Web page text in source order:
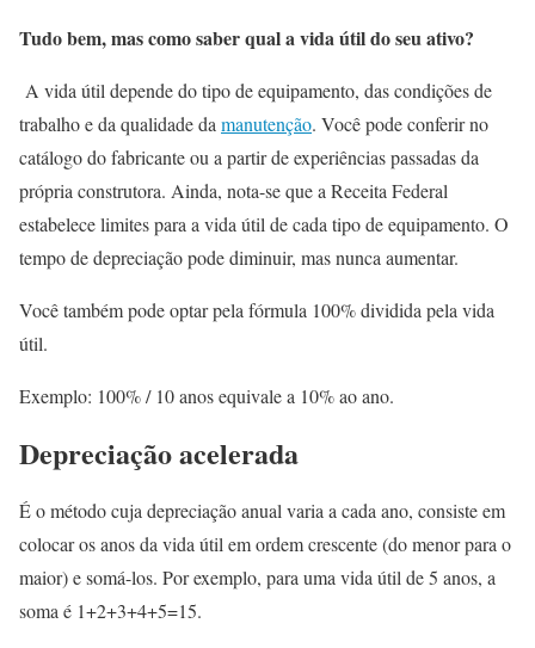
Tudo bem, mas como saber qual a vida útil do seu ativo?
A vida útil depende do tipo de equipamento, das condições de
trabalho e da qualidade da manutenção. Você pode conferir no
catálogo do fabricante ou a partir de experiências passadas da
própria construtora. Ainda, nota-se que a Receita Federal
estabelece limites para a vida útil de cada tipo de equipamento. O
tempo de depreciação pode diminuir, mas nunca aumentar.
Você também pode optar pela fórmula 100% dividida pela vida
útil.
Exemplo: 100% / 10 anos equivale a 10% ao ano.
Depreciação acelerada
É o método cuja depreciação anual varia a cada ano, consiste em
colocar os anos da vida útil em ordem crescente (do menor para o
maior) e somá-los. Por exemplo, para uma vida útil de 5 anos, a
soma é 1+2+3+4+5=15.